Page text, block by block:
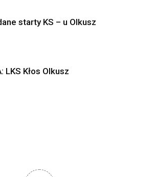
starty KS – u Olkusz
LKS Kłos Olkusz